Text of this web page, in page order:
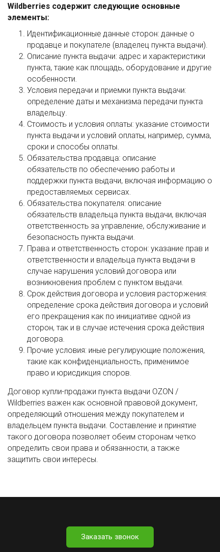
Wildberries содержит следующие основные
элементы:
Идентификационные данные сторон: данные о
продавце и покупателе (владелец пункта выдачи).
Описание пункта выдачи: адрес и характеристики
пункта, такие как площадь, оборудование и другие
особенности.
Условия передачи и приемки пункта выдачи:
определение даты и механизма передачи пункта
владельцу.
Стоимость и условия оплаты: указание стоимости
пункта выдачи и условий оплаты, например, сумма,
сроки и способы оплаты.
Обязательства продавца: описание
обязательств по обеспечению работы и
поддержки пункта выдачи, включая информацию о
предоставляемых сервисах.
Обязательства покупателя: описание
обязательств владельца пункта выдачи, включая
ответственность за управление, обслуживание и
безопасность пункта выдачи.
Права и ответственность сторон: указание прав и
ответственности и владельца пункта выдачи в
случае нарушения условий договора или
возникновения проблем с пунктом выдачи.
Срок действия договора и условия расторжения:
определение срока действия договора и условий
его прекращения как по инициативе одной из
сторон, так и в случае истечения срока действия
договора.
Прочие условия: иные регулирующие положения,
такие как конфиденциальность, применимое
право и юрисдикция споров.
Договор купли-продажи пункта выдачи OZON /
Wildberries важен как основной правовой документ,
определяющий отношения между покупателем и
владельцем пункта выдачи. Составление и принятие
такого договора позволяет обеим сторонам четко
определить свои права и обязанности, а также
защитить свои интересы.
Заказать звонок